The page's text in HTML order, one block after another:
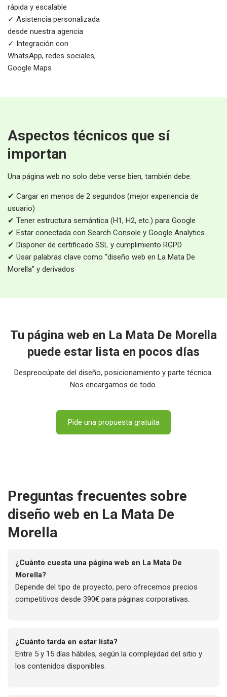
rápida y escalable
✓ Asistencia personalizada
desde nuestra agencia
✓ Integración con
WhatsApp, redes sociales,
Google Maps
Aspectos técnicos que sí
importan
Una página web no solo debe verse bien, también debe:
✔ Cargar en menos de 2 segundos (mejor experiencia de
usuario)
✔ Tener estructura semántica (H1, H2, etc.) para Google
✔ Estar conectada con Search Console y Google Analytics
✔ Disponer de certificado SSL y cumplimiento RGPD
✔ Usar palabras clave como “diseño web en La Mata De
Morella” y derivados
Tu página web en La Mata De Morella
puede estar lista en pocos días
Despreocúpate del diseño, posicionamiento y parte técnica.
Nos encargamos de todo.
Pide una propuesta gratuita
Preguntas frecuentes sobre
diseño web en La Mata De
Morella
¿Cuánto cuesta una página web en La Mata De
Morella?
Depende del tipo de proyecto, pero ofrecemos precios
competitivos desde 390€ para páginas corporativas.
¿Cuánto tarda en estar lista?
Entre 5 y 15 días hábiles, según la complejidad del sitio y
los contenidos disponibles.